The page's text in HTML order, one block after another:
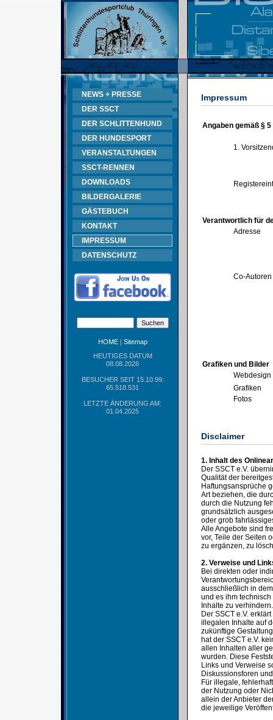
NEWS + PRESSE
DER SSCT
DER SCHLITTENHUND
DER HUNDESPORT
VERANSTALTUNGEN
SSCT-RENNEN
DOWNLOADS
BILDERGALERIE
GÄSTEBUCH
KONTAKT
IMPRESSUM
DATENSCHUTZ
HOME| Sitemap
HEUTIGES DATUM
08.08.2026
BESUCHER SEIT 15.10.99:
65.518.531
LETZTE ÄNDERUNG AM:
01.04.2025
Impressum
Angaben gemäß § 5
1.
Verantwortlich für
Adresse
Co-Autoren
Grafiken und Bilder
Webdesign
Grafiken
Fotos
Disclaimer
1. Inhalt des
Der SSCT e.V.
Qualität der
Haftungsansprüche
Art beziehen, die
durch die Nutzung
grundsätzlich
oder grob
Alle Angebote sind
vor, Teile der Seiten
zu ergänzen, zu
2. Verweise und
Bei direkten oder
ausschließlich in
und es ihm
Inhalte zu verhindern.
Der SSCT e.V.
illegalen Inhalte auf
zukünftige
hat der SSCT e.V.
allen Inhalten aller
wurden. Diese
Links und Verweise
Diskussionsforen
Für illegale,
der Nutzung oder
allein der Anbieter
die jeweilige